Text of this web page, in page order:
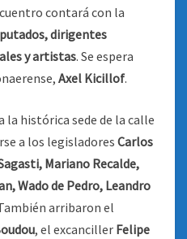
contará con la
dirigentes
y artistas. Se espera
Axel Kicillof.
histórica sede de la calle
a los legisladores Carlos
Mariano Recalde,
Wado de Pedro, Leandro
arribaron el
, el excanciller Felipe